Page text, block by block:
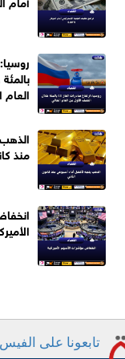
العام
منذ
تابعونا على